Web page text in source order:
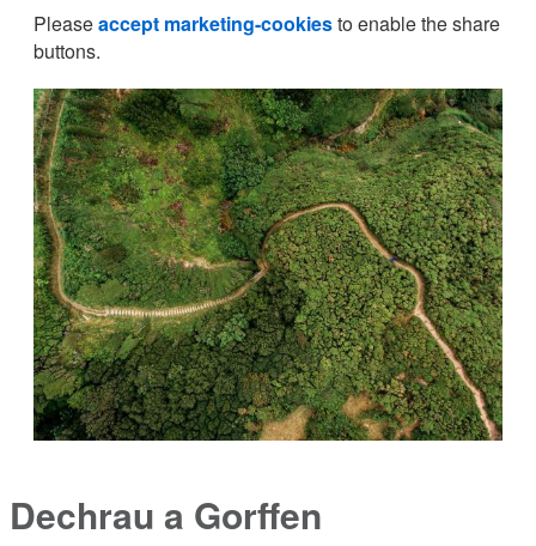
Pleaseaccept marketing-cookiesto enable the share
buttons.
Dechrau a Gorffen